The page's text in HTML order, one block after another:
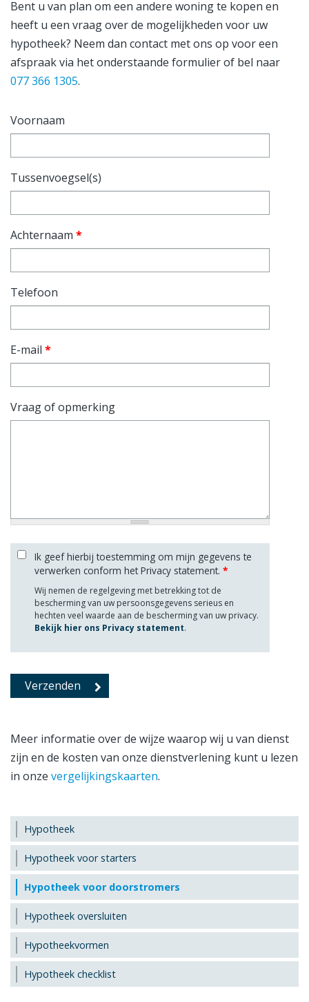
Bent u van plan om een andere woning te kopen en
heeft u een vraag over de mogelijkheden voor uw
hypotheek? Neem dan contact met ons op voor een
afspraak via het onderstaande formulier of bel naar
077 366 1305.
Voornaam
Tussenvoegsel(s)
Achternaam *
Telefoon
E-mail *
Vraag of opmerking
Ik geef hierbij toestemming om mijn gegevens te
verwerken conform het Privacy statement. *
Wij nemen de regelgeving met betrekking tot de
bescherming van uw persoonsgegevens serieus en
hechten veel waarde aan de bescherming van uw privacy.
Bekijk hier ons Privacy statement.
Meer informatie over de wijze waarop wij u van dienst
zijn en de kosten van onze dienstverlening kunt u lezen
in onze vergelijkingskaarten.
Hypotheek
Hypotheek voor starters
Hypotheek voor doorstromers
Hypotheek oversluiten
Hypotheekvormen
Hypotheek checklist